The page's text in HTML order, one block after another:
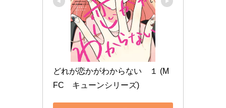
どれが恋かがわからない　１ (M
FC　キューンシリーズ)